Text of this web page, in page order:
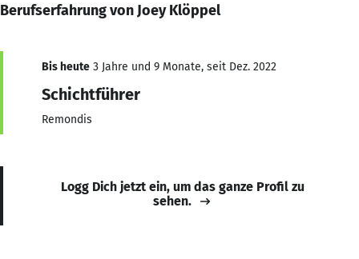
Berufserfahrung von Joey Klöppel
Bis heute 3 Jahre und 9 Monate, seit Dez. 2022
Schichtführer
Remondis
Logg Dich jetzt ein, um das ganze Profil zu
sehen.